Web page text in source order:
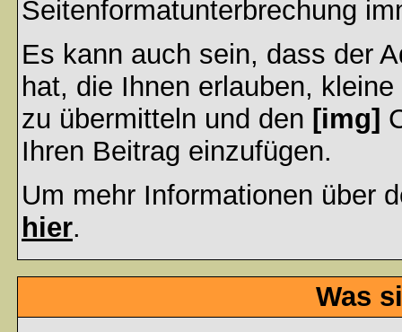
Seitenformatunterbrechung
Es kann auch sein, dass der
hat, die Ihnen erlauben,
zu übermitteln und den [img]
Ihren Beitrag einzufügen.
Um mehr Informationen über
hier.
Was